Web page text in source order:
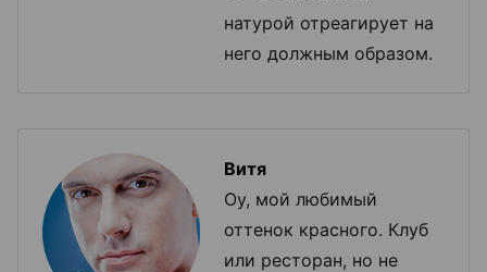
натурой отреагирует на
него должным образом.
Витя
Оу, мой любимый
оттенок красного. Клуб
или ресторан, но не